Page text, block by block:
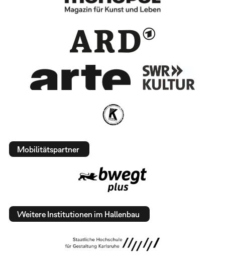
Mobilitätspartner
Weitere Institutionen im Hallenbau